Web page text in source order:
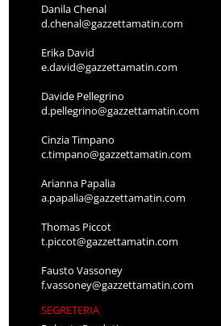
Danila Chenal
d.chenal@gazzettamatin.com
Erika David
e.david@gazzettamatin.com
Davide Pellegrino
d.pellegrino@gazzettamatin.com
Cinzia Timpano
c.timpano@gazzettamatin.com
Arianna Papalia
a.papalia@gazzettamatin.com
Thomas Piccot
t.piccot@gazzettamatin.com
Fausto Vassoney
f.vassoney@gazzettamatin.com
SEGRETERIA